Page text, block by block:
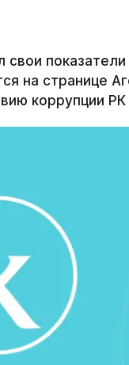
показатели
на странице
коррупции